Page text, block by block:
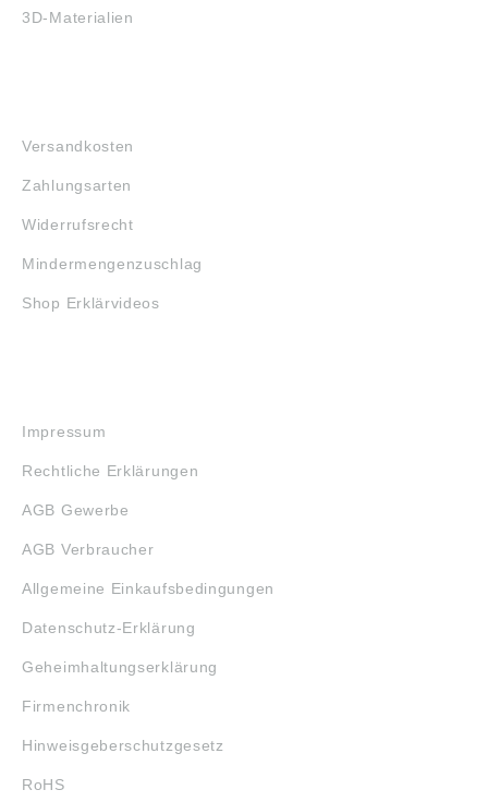
3D-Materialien
Versandkosten
Zahlungsarten
Widerrufsrecht
Mindermengenzuschlag
Shop Erklärvideos
Impressum
Rechtliche Erklärungen
AGB Gewerbe
AGB Verbraucher
Allgemeine Einkaufsbedingungen
Datenschutz-Erklärung
Geheimhaltungserklärung
Firmenchronik
Hinweisgeberschutzgesetz
RoHS